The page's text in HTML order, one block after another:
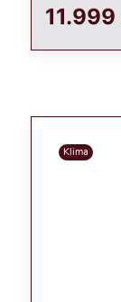
11.999
Klima